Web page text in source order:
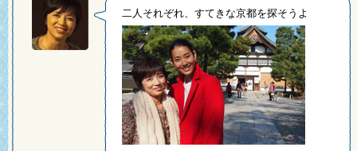
二人それぞれ、すてきな京都を探そうよ